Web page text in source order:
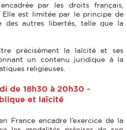
par les droits français,
est limitée par le principe de
des autres libertés, telle que la
précisément la laïcité et ses
un contenu juridique à la
religieuses.
de 18h30 à 20h30 -
et laïcité
France encadre l’exercice de la